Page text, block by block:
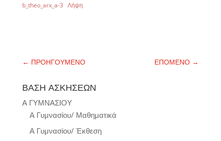
b_theo_arx_a-3 Λήψη
← ΠΡΟΗΓΟΥΜΕΝΟ ΕΠΟΜΕΝΟ →
ΒΑΣΗ ΑΣΚΗΣΕΩΝ
Α ΓΥΜΝΑΣΙΟΥ
Α Γυμνασίου/ Μαθηματικά
Α Γυμνασίου/ Έκθεση